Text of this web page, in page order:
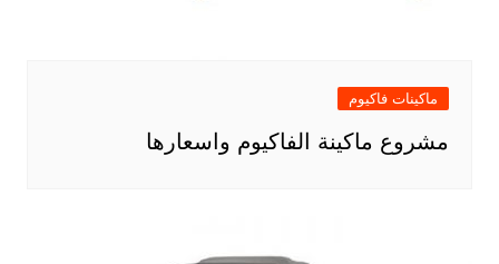
ماكينات فاكيوم
مشروع ماكينة الفاكيوم واسعارها